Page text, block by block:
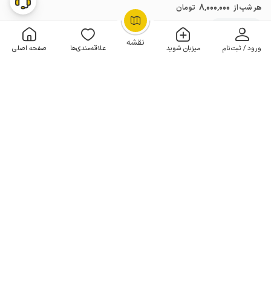
نقشه ورود / ثبت‌نام میزبان شوید علاقه‌مندی‌ها صفحه اصلی
OpenStreetMap
هر شب از 8٬000٬000 تومان